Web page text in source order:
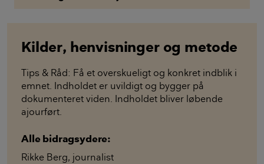
Kilder, henvisninger og metode
Tips & Råd: Få et overskueligt og konkret indblik i
emnet. Indholdet er uvildigt og bygger på
dokumenteret viden. Indholdet bliver løbende
ajourført.
Alle bidragsydere:
Rikke Berg, journalist